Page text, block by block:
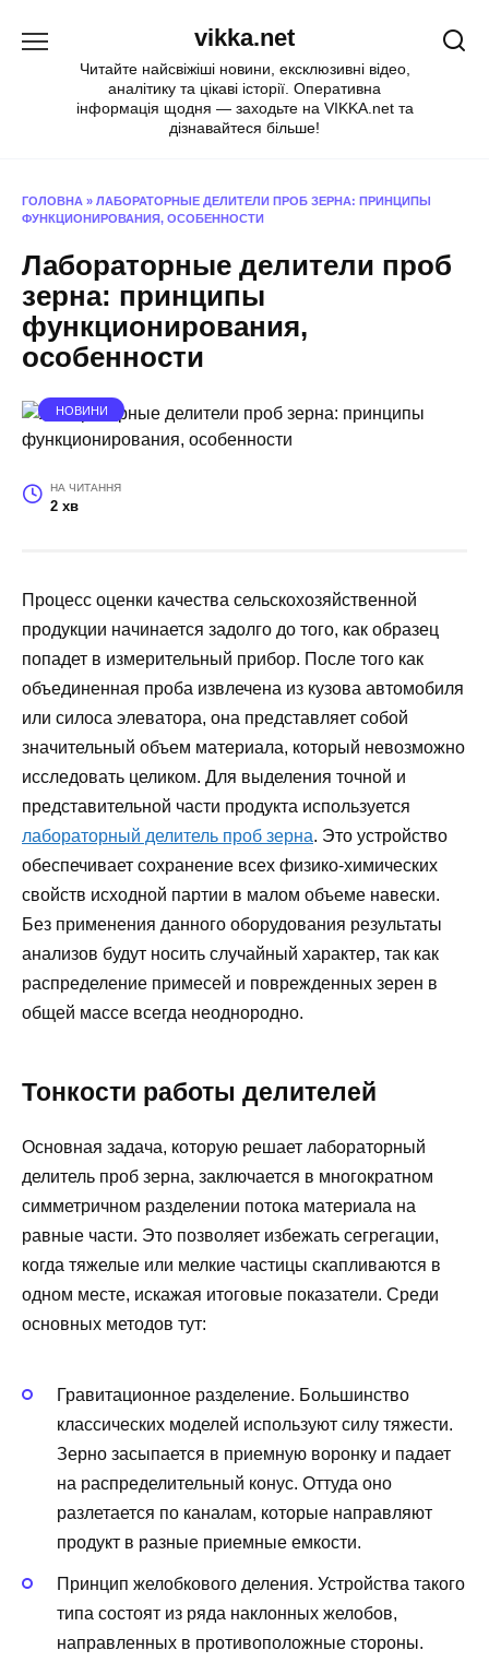
vikka.net
Читайте найсвіжіші новини, ексклюзивні відео,
аналітику та цікаві історії. Оперативна
інформація щодня — заходьте на VIKKA.net та
дізнавайтеся більше!
ГОЛОВНА » ЛАБОРАТОРНЫЕ ДЕЛИТЕЛИ ПРОБ ЗЕРНА: ПРИНЦИПЫ
ФУНКЦИОНИРОВАНИЯ, ОСОБЕННОСТИ
Лабораторные делители проб
зерна: принципы
функционирования,
особенности
НОВИНИ
НА ЧИТАННЯ
2 хв
Процесс оценки качества сельскохозяйственной
продукции начинается задолго до того, как образец
попадет в измерительный прибор. После того как
объединенная проба извлечена из кузова автомобиля
или силоса элеватора, она представляет собой
значительный объем материала, который невозможно
исследовать целиком. Для выделения точной и
представительной части продукта используется
лабораторный делитель проб зерна. Это устройство
обеспечивает сохранение всех физико-химических
свойств исходной партии в малом объеме навески.
Без применения данного оборудования результаты
анализов будут носить случайный характер, так как
распределение примесей и поврежденных зерен в
общей массе всегда неоднородно.
Тонкости работы делителей
Основная задача, которую решает лабораторный
делитель проб зерна, заключается в многократном
симметричном разделении потока материала на
равные части. Это позволяет избежать сегрегации,
когда тяжелые или мелкие частицы скапливаются в
одном месте, искажая итоговые показатели. Среди
основных методов тут:
Гравитационное разделение. Большинство
классических моделей используют силу тяжести.
Зерно засыпается в приемную воронку и падает
на распределительный конус. Оттуда оно
разлетается по каналам, которые направляют
продукт в разные приемные емкости.
Принцип желобкового деления. Устройства такого
типа состоят из ряда наклонных желобов,
направленных в противоположные стороны.